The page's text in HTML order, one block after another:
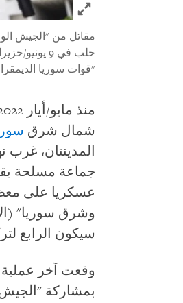
expand Image
مقاتل من "الجيش
"قوات سوريا
منذ مايو/أيار 2022،
شمال شرق
المدينتان،
جماعة مسلحة
عسكريا على
وشرق سوريا"
سيكون الرابع
بمشاركة